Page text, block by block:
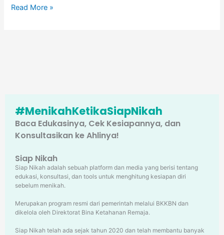
Read More »
#MenikahKetikaSiapNikah
Baca Edukasinya, Cek Kesiapannya, dan
Konsultasikan ke Ahlinya!
Siap Nikah
Siap Nikah adalah sebuah platform dan media yang berisi tentang
edukasi, konsultasi, dan tools untuk menghitung kesiapan diri
sebelum menikah.
Merupakan program resmi dari pemerintah melalui BKKBN dan
dikelola oleh Direktorat Bina Ketahanan Remaja.
Siap Nikah telah ada sejak tahun 2020 dan telah membantu banyak